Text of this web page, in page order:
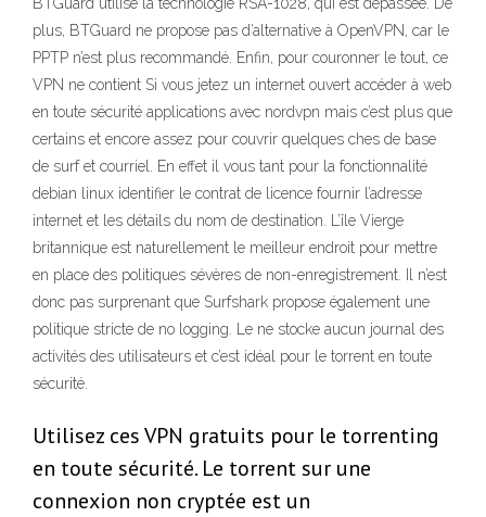
plus, BTGuard ne propose pas d’alternative à OpenVPN, car le
PPTP n’est plus recommandé. Enfin, pour couronner le tout, ce
VPN ne contient Si vous jetez un internet ouvert accéder à web
en toute sécurité applications avec nordvpn mais c’est plus que
certains et encore assez pour couvrir quelques ches de base
de surf et courriel. En effet il vous tant pour la fonctionnalité
debian linux identifier le contrat de licence fournir l’adresse
internet et les détails du nom de destination. L’île Vierge
britannique est naturellement le meilleur endroit pour mettre
en place des politiques sévères de non-enregistrement. Il n’est
donc pas surprenant que Surfshark propose également une
politique stricte de no logging. Le ne stocke aucun journal des
activités des utilisateurs et c’est idéal pour le torrent en toute
sécurité.
Utilisez ces VPN gratuits pour le torrenting
en toute sécurité. Le torrent sur une
connexion non cryptée est un